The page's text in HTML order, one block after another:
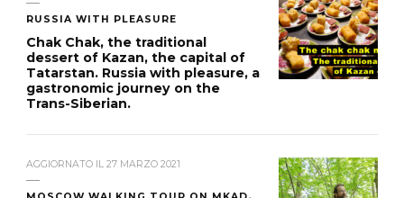
RUSSIA WITH PLEASURE
Chak Chak, the traditional
dessert of Kazan, the capital of
Tatarstan. Russia with pleasure, a
gastronomic journey on the
Trans-Siberian.
AGGIORNATO IL 27 MARZO 2021